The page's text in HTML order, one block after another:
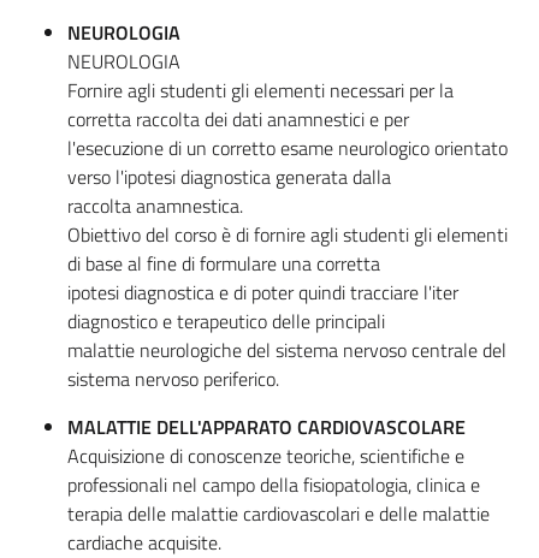
NEUROLOGIA
NEUROLOGIA
Fornire agli studenti gli elementi necessari per la
corretta raccolta dei dati anamnestici e per
l'esecuzione di un corretto esame neurologico orientato
verso l'ipotesi diagnostica generata dalla
raccolta anamnestica.
Obiettivo del corso è di fornire agli studenti gli elementi
di base al fine di formulare una corretta
ipotesi diagnostica e di poter quindi tracciare l'iter
diagnostico e terapeutico delle principali
malattie neurologiche del sistema nervoso centrale del
sistema nervoso periferico.
MALATTIE DELL'APPARATO CARDIOVASCOLARE
Acquisizione di conoscenze teoriche, scientifiche e
professionali nel campo della fisiopatologia, clinica e
terapia delle malattie cardiovascolari e delle malattie
cardiache acquisite.